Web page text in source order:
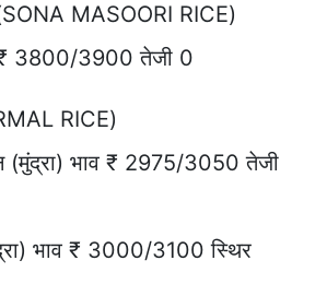
MASOORI RICE)
3800/3900 तेजी 0
RICE)
(मुंद्रा) भाव ₹ 2975/3050 तेजी
भाव ₹ 3000/3100 स्थिर